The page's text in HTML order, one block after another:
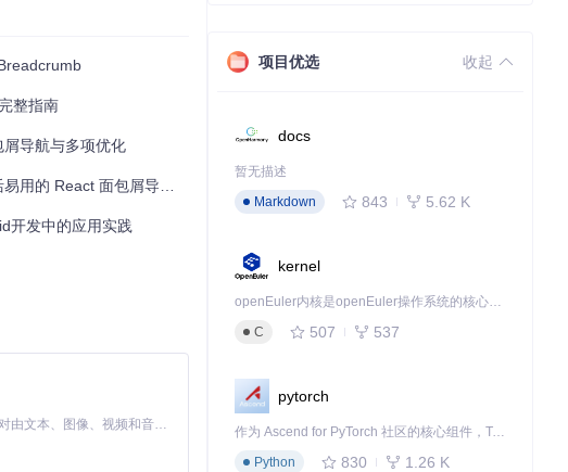
型应用，它都是一个值
整指南
导航与多项优化
面包屑导航解决方案
开发中的应用实践
MiniMax H3 是一个通用的全模态生成系统。它支持对由文本、图像、视频和音频组成的多模态上下文进行统一理解，并能生成分辨率高达 2K、时长可达 15 秒的带原生立体声音频的视频。得益于面向任务泛化的系统设计，H3 在预训练阶段就已具备广泛的多模态上下文理解与生成能力，能够出色地执行复杂的多模态指令。
项目优选 收起
docs
暂无描述
Markdown
843 5.62 K
kernel
openEuler内核是openEuler操作系统的核心，既是系统性能与稳定性的基石，也是连接处理器、设备与服务的桥梁。
C
507 537
pytorch
作为 Ascend for PyTorch 社区的核心组件，TorchNPU 是昇腾专为 PyTorch 打造的深度学习适配插件，使 PyTorch 框架能够直接调用昇腾 NPU，为开发者提供昇腾 AI 处理器的超强算力。
Python
830 1.26 K